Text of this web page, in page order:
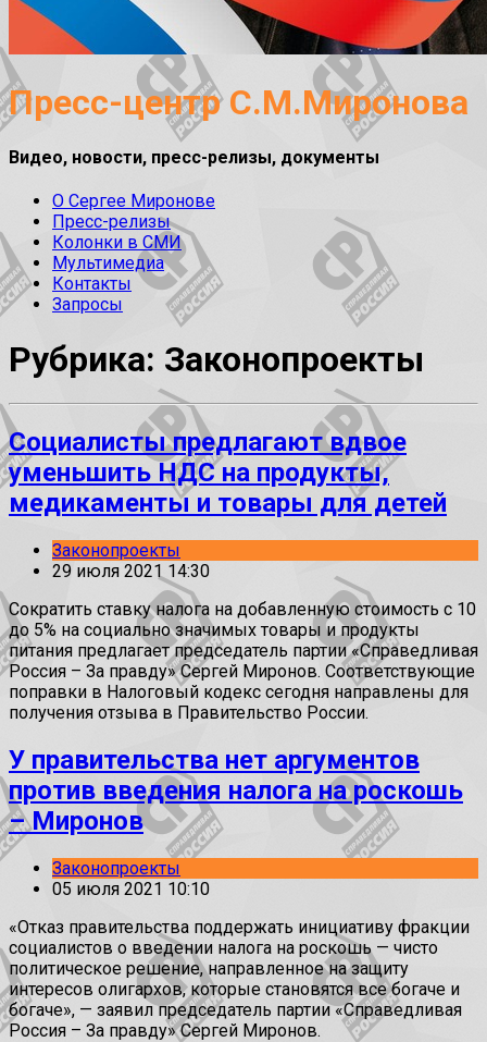
Пресс-центр С.М.Миронова
Видео, новости, пресс-релизы, документы
О Сергее Миронове
Пресс-релизы
Колонки в СМИ
Мультимедиа
Контакты
Запросы
Рубрика: Законопроекты
Социалисты предлагают вдвое
уменьшить НДС на продукты,
медикаменты и товары для детей
Законопроекты
29 июля 2021 14:30
Сократить ставку налога на добавленную стоимость с 10
до 5% на социально значимых товары и продукты
питания предлагает председатель партии «Справедливая
Россия – За правду» Сергей Миронов. Соответствующие
поправки в Налоговый кодекс сегодня направлены для
получения отзыва в Правительство России.
У правительства нет аргументов
против введения налога на роскошь
– Миронов
Законопроекты
05 июля 2021 10:10
«Отказ правительства поддержать инициативу фракции
социалистов о введении налога на роскошь — чисто
политическое решение, направленное на защиту
интересов олигархов, которые становятся все богаче и
богаче», — заявил председатель партии «Справедливая
Россия – За правду» Сергей Миронов.